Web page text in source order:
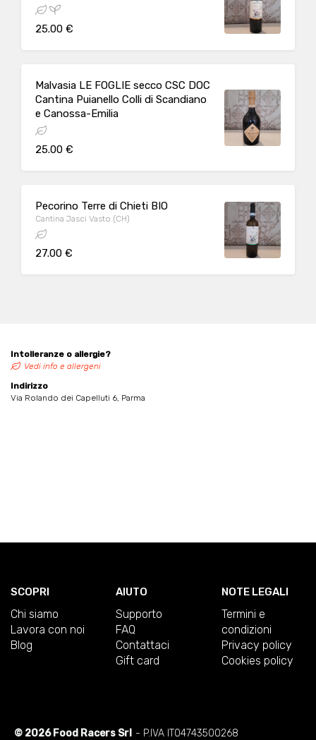
25.00 €
Malvasia LE FOGLIE secco CSC DOC
Cantina Puianello Colli di Scandiano
e Canossa-Emilia
25.00 €
Pecorino Terre di Chieti BIO
Cantina Jasci Vasto (CH)
27.00 €
Intolleranze o allergie?
Vedi info e allergeni
Indirizzo
Via Rolando dei Capelluti 6, Parma
SCOPRI
Chi siamo
Lavora con noi
Blog
AIUTO
Supporto
FAQ
Contattaci
Gift card
NOTE LEGALI
Termini e
condizioni
Privacy policy
Cookies policy
© 2026 Food Racers Srl - P.IVA IT04743500268